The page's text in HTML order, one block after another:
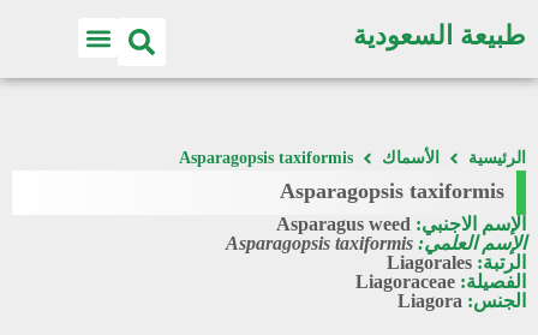
طبيعة السعودية
الرئيسية الأسماك Asparagopsis taxiformis
Asparagopsis taxiformis
الإسم الاجنبي: Asparagus weed
الإسم العلمي: Asparagopsis taxiformis
الرتبة: Liagorales
الفصيلة: Liagoraceae
الجنس: Liagora